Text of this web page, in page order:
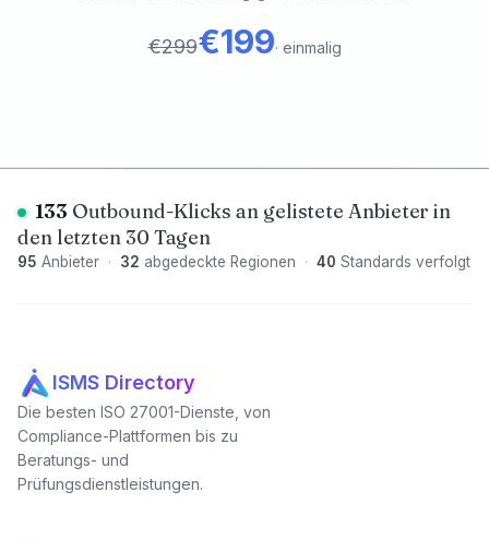
€299€199· einmalig
133 Outbound-Klicks an gelistete Anbieter in
den letzten 30 Tagen
95 Anbieter · 32 abgedeckte Regionen · 40 Standards verfolgt
ISMS Directory
Die besten ISO 27001-Dienste, von
Compliance-Plattformen bis zu
Beratungs- und
Prüfungsdienstleistungen.